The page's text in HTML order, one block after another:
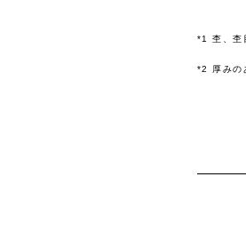
*1 杢、杢
*2 厚みの